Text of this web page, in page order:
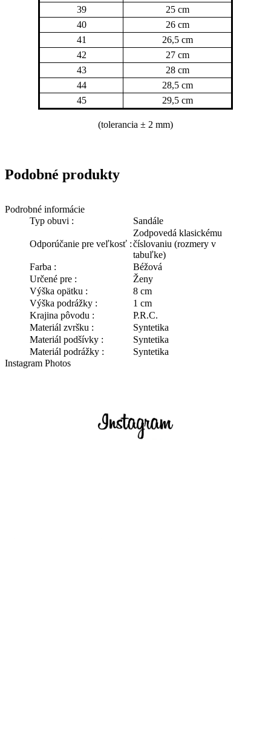
39
25 cm
40
26 cm
41
26,5 cm
42
27 cm
43
28 cm
44
28,5 cm
45
29,5 cm
(tolerancia ± 2 mm)
Podrobné informácie
Typ obuvi :
Sandále
Odporúčanie pre veľkosť :
Zodpovedá klasickému
číslovaniu (rozmery v
tabuľke)
Farba :
Béžová
Určené pre :
Ženy
Výška opätku :
8 cm
Výška podrážky :
1 cm
Krajina pôvodu :
P.R.C.
Materiál zvršku :
Syntetika
Materiál podšívky :
Syntetika
Materiál podrážky :
Syntetika
Instagram Photos
Podobné produkty